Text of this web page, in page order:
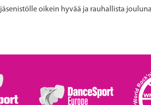
oikein hyvää ja rauhallista